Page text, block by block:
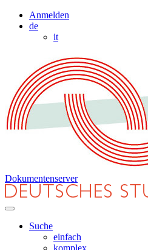
Anmelden
de
it
Dokumentenserver
Suche
einfach
komplex